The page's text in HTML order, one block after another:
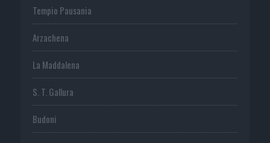
Tempio Pausania
Arzachena
La Maddalena
S. T. Gallura
Budoni